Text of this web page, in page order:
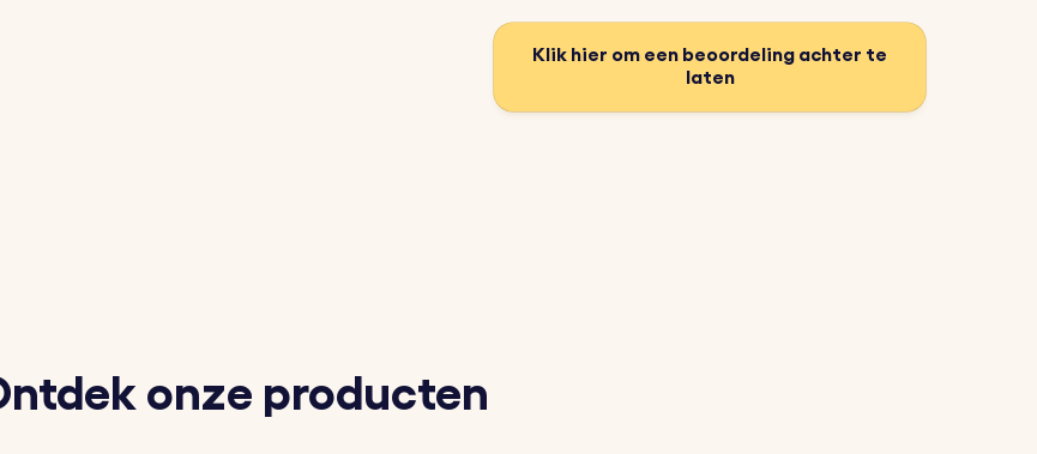
en gemakkelijk mee te nemen, waardoor het een praktische toevoeging is aan je
Klik hier om een beoordeling achter te
laten
onze producten